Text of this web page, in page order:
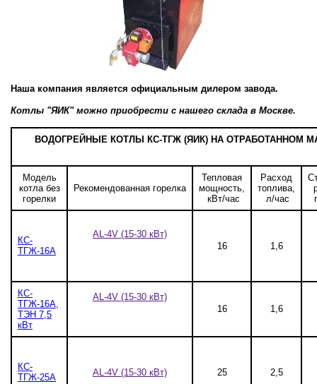
Наша компания является официальным дилером завода.
Котлы "ЯИК" можно приобрести с нашего склада в Москве.
ВОДОГРЕЙНЫЕ КОТЛЫ КС-ТГЖ (ЯИК) НА ОТРАБОТАННОМ
Модель
котла без
горелки
Рекомендованная горелка
Тепловая
мощность,
кВт/час
Расход
топлива,
л/час
КС-
ТГЖ-16А
AL-4V (15-30 кВт)
16
1,6
КС-
ТГЖ-16А,
ТЭН 7,5
кВт
AL-4V (15-30 кВт)
16
1,6
КС-
ТГЖ-25А
AL-4V (15-30 кВт) 25 2,5